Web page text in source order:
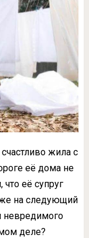
жила с
её дома не
её супруг
на следующий
деле?